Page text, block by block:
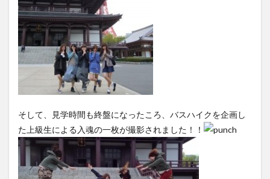
そして、見学時間も終盤になったころ、バスハイクを企画し
た上級生による入魂の一枚が撮影されました！！